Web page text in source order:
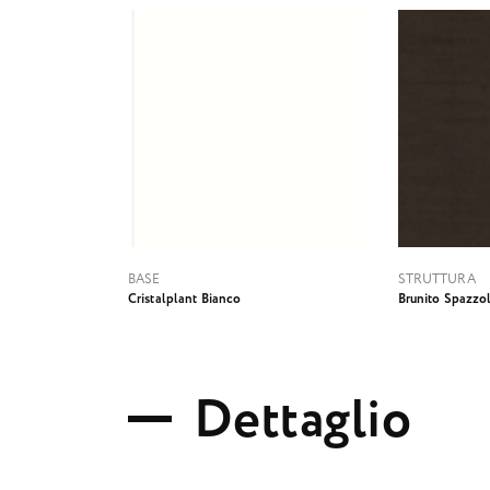
BASE
Cristalplant Bianco
STRUTTURA
Brunito
Dettaglio